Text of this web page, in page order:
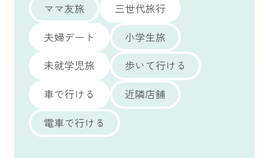
ママ友旅
三世代旅行
夫婦デート
小学生旅
未就学児旅
歩いて行ける
車で行ける
近隣店舗
電車で行ける